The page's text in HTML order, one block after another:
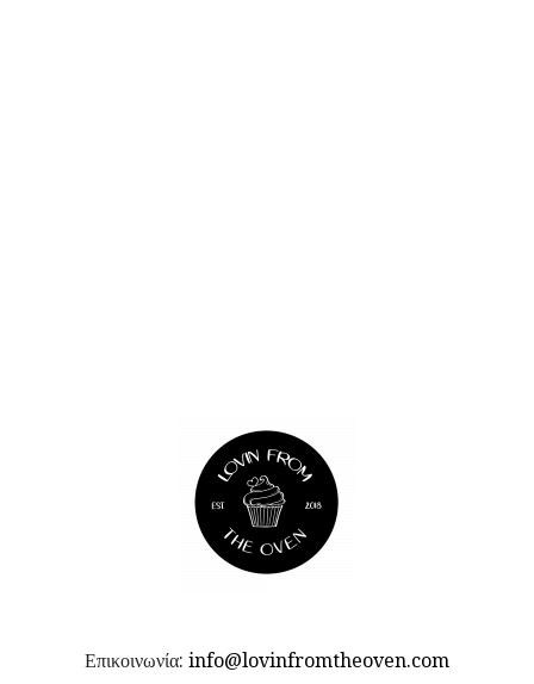
Επικοινωνία: info@lovinfromtheoven.com